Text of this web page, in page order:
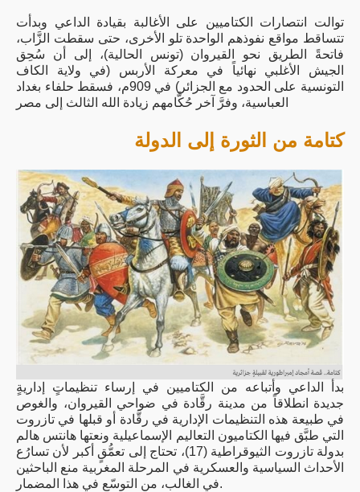
توالت انتصارات الكتاميين على الأغالبة بقيادة الداعي وبدأت
تتساقط مواقع نفوذهم الواحدة تلو الأخرى، حتى سقطت الزَّاب،
فاتحةً الطريق نحو القيروان (تونس الحالية)، إلى أن سُحِق
الجيش الأغلبي نهائياً في معركة الأربس (في ولاية الكاف
التونسية على الحدود مع الجزائر) في 909م، فسقط حلفاء بغداد
العباسية، وفرَّ آخر حُكَّامهم زيادة الله الثالث إلى مصر
كتامة من الثورة إلى الدولة
بدأ الداعي وأتباعه من الكتاميين في إرساء تنظيماتٍ إداريةٍ
جديدة انطلاقاً من مدينة رقَّادة في ضواحي القيروان، والغوص
في طبيعة هذه التنظيمات الإدارية في رقَّادة أو قبلها في تازروت
التي طبَّق فيها الكتاميون التعاليم الإسماعيلية ونعتها هانتس هالم
بدولة تازروت الثيوقراطية (17)، تحتاج إلى تعمُّقٍ أكبر لأن تسارُع
الأحداث السياسية والعسكرية في المرحلة المغربية منع الباحثين
في الغالب، من التوسّع في هذا المضمار.